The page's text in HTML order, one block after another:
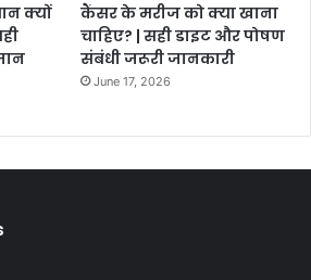
क्यों
कैंसर के मरीज को क्या खाना
चाहिए? | सही डाइट और पोषण
संबंधी जरूरी जानकारी
June 17, 2026